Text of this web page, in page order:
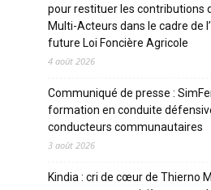
pour restituer les contributions
Multi-Acteurs dans le cadre de
future Loi Foncière Agricole
4 août 2026
Communiqué de presse :
formation en conduite
conducteurs communautaires
3 août 2026
Kindia : cri de cœur de Thierno